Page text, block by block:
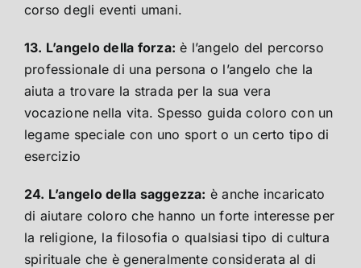
corso degli eventi umani.
13. L’angelo della forza: è l’angelo del percorso
professionale di una persona o l’angelo che la
aiuta a trovare la strada per la sua vera
vocazione nella vita. Spesso guida coloro con un
legame speciale con uno sport o un certo tipo di
esercizio
24. L’angelo della saggezza: è anche incaricato
di aiutare coloro che hanno un forte interesse per
la religione, la filosofia o qualsiasi tipo di cultura
spirituale che è generalmente considerata al di